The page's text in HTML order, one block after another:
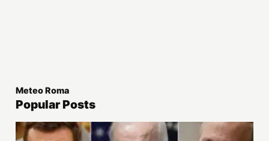
Meteo Roma
Popular Posts